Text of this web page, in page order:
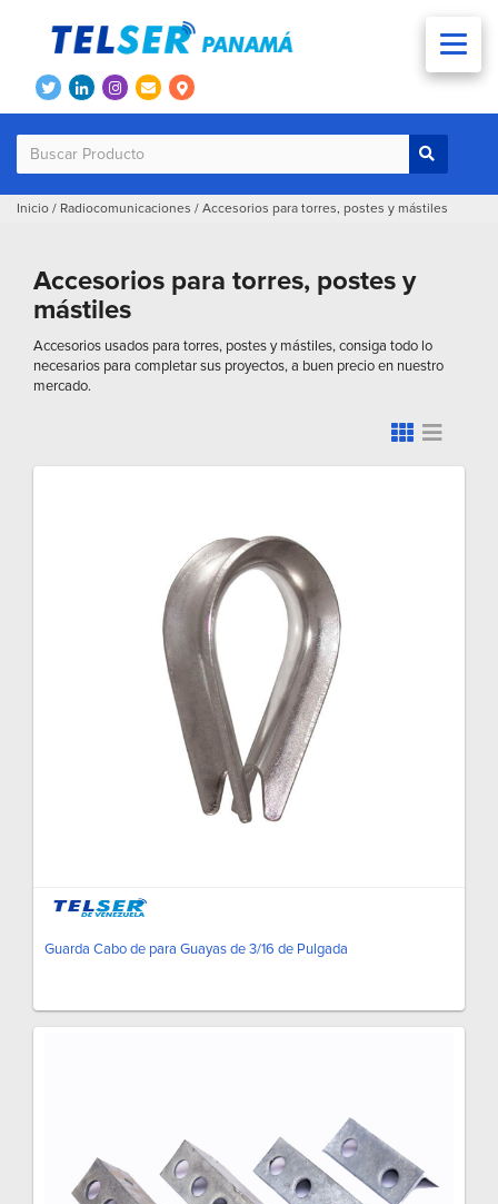
Inicio / Radiocomunicaciones / Accesorios para torres, postes y mástiles
Accesorios para torres, postes y
mástiles
Accesorios usados para torres, postes y mástiles, consiga todo lo
necesarios para completar sus proyectos, a buen precio en nuestro
mercado.
Guarda Cabo de para Guayas de 3/16 de Pulgada